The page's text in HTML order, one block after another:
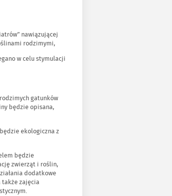
nawiązującej
rodzimymi,
w celu stymulacji
gatunków
będzie opisana,
ekologiczna z
będzie
zwierząt i roślin,
dodatkowe
także zajęcia